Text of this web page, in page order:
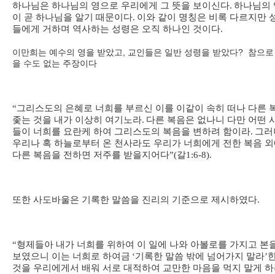
하나님은 하나님의 영으로 우리에게 그 뜻을 보이신다. 하나님의
이 곧 하나님을 알기 때문이다. 이와 같이 명칭은 비록 다르지만
들에게 거하며 역사하는 성령은 오직 하나인 것이다.
이만희는 예수의 영을 받았고, 교인들은 일반 성령을 받았다? 참으
을 수도 없는 주장이다
“그리스도의 은혜로 너희를 부르신 이를 이같이 속히 떠나 다른
좇는 것을 내가 이상히 여기노라. 다른 복음은 없나니 다만 어떤
들이 너희를 요란케 하여 그리스도의 복음을 변하려 함이라. 그
우리나 혹 하늘로부터 온 천사라도 우리가 너희에게 전한 복음
다른 복음을 전하면 저주를 받을지어다”(갈1:6-8).
또한 사도바울은 기록한 말씀을 진리의 기준으로 제시하였다.
“형제들아 내가 너희를 위하여 이 일에 나와 아볼로를 가지고 본
보였으니 이는 너희로 하여금 ‘기록한 말씀 밖에 넘어가지 말라’
것을 우리에게서 배워 서로 대적하여 교만한 마음을 먹지 말게